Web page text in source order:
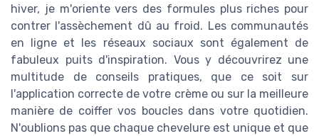
hiver, je m'oriente vers des formules plus riches pour
contrer l'assèchement dû au froid. Les communautés
en ligne et les réseaux sociaux sont également de
fabuleux puits d'inspiration. Vous y découvrirez une
multitude de conseils pratiques, que ce soit sur
l'application correcte de votre crème ou sur la meilleure
manière de coiffer vos boucles dans votre quotidien.
N'oublions pas que chaque chevelure est unique et que